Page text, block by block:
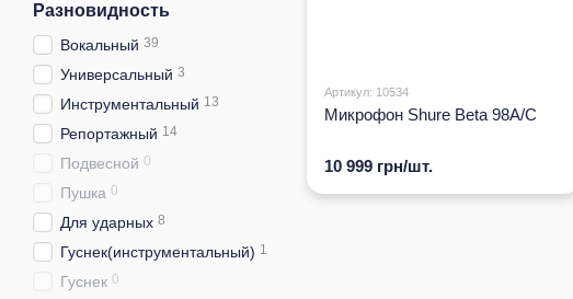
Артикул: 10534
Микрофон Shure Beta 98A/C
10 999 грн/шт.
Разновидность
Вокальный 39
Универсальный 3
Инструментальный 13
Репортажный 14
Подвесной 0
Пушка 0
Для ударных 8
Гуснек(инструментальный) 1
Гуснек 0